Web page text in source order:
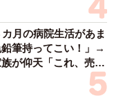
月の病院生活があま
筆持ってこい！」→
が仰天「これ、売れ